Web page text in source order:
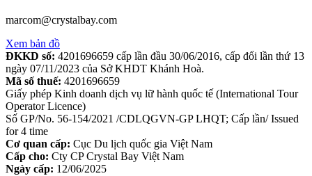
marcom@crystalbay.com
Xem bản đồ
ĐKKD số: 4201696659 cấp lần đầu 30/06/2016, cấp đổi lần thứ 13
ngày 07/11/2023 của Sở KHDT Khánh Hoà.
Mã số thuế: 4201696659
Giấy phép Kinh doanh dịch vụ lữ hành quốc tế (International Tour
Operator Licence)
Số GP/No. 56-154/2021 /CDLQGVN-GP LHQT; Cấp lần/ Issued
for 4 time
Cơ quan cấp: Cục Du lịch quốc gia Việt Nam
Cấp cho: Cty CP Crystal Bay Việt Nam
Ngày cấp: 12/06/2025